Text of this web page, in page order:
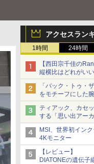
アクセスラン
1時間 24時間
【西田宗千佳の
縦横比はどれがい
サムスン新「
「バック・トゥ・
をモチーフにした
ティアック、カセ
する「思い出アー
MSI、世界初イン
4Kモニター
【レビュー】
DIATONEの遺伝子